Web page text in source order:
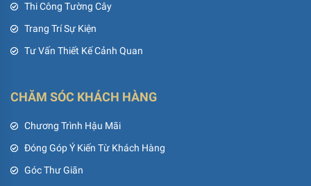
Thi Công Tường Cây
Trang Trí Sự Kiện
Tư Vấn Thiết Kế Cảnh Quan
CHĂM SÓC KHÁCH HÀNG
Chương Trình Hậu Mãi
Đóng Góp Ý Kiến Từ Khách Hàng
Góc Thư Giãn